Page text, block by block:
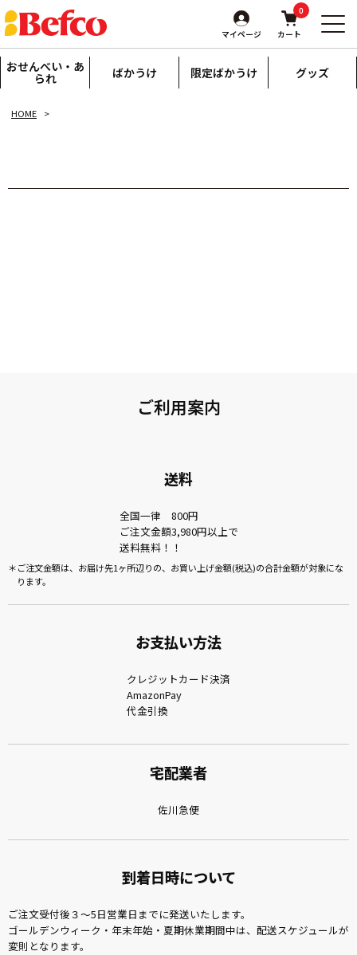
マイページ カート
0
おせんべい・あ
られ ばかうけ 限定ばかうけ グッズ
HOME
ご利用案内
送料
全国一律 800円
ご注文金額3,980円以上で
送料無料！！
ご注文金額は、お届け先1ヶ所辺りの、お買い上げ金額(税込)の合計金額が対象にな
ります。
お支払い方法
クレジットカード決済
AmazonPay
代金引換
宅配業者
佐川急便
到着日時について
ご注文受付後３～5日営業日までに発送いたします。
ゴールデンウィーク・年末年始・夏期休業期間中は、配送スケジュールが
変則となります。